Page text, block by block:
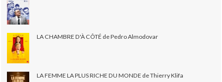
LA CHAMBRE D'À CÔTÉ de Pedro Almodovar
LA FEMME LA PLUS RICHE DU MONDE de Thierry Klifa